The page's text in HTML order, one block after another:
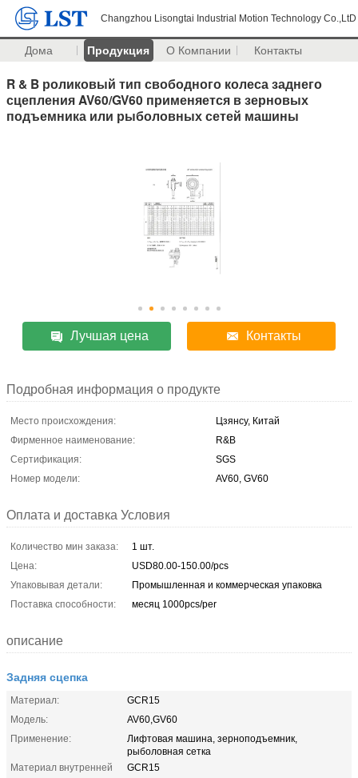
Changzhou Lisongtai Industrial Motion Technology Co.,LtD
Дома Продукция О Компании Контакты
R & B роликовый тип свободного колеса заднего
сцепления AV60/GV60 применяется в зерновых
подъемника или рыболовных сетей машины
Лучшая цена Контакты
Подробная информация о продукте
Место происхождения:
Цзянсу, Китай
Фирменное наименование:
R&B
Сертификация:
SGS
Номер модели:
AV60, GV60
Оплата и доставка Условия
Количество мин заказа:
1 шт.
Цена:
USD80.00-150.00/pcs
Упаковывая детали:
Промышленная и коммерческая упаковка
Поставка способности:
месяц 1000pcs/per
описание
Задняя сцепка
Материал:
GCR15
Модель:
AV60,GV60
Применение:
Лифтовая машина, зерноподъемник,
рыболовная сетка
Материал внутренней
GCR15